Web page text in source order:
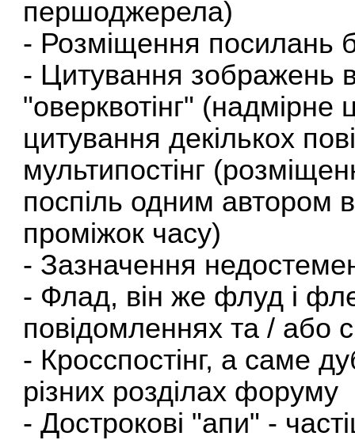
першоджерела)
- Розміщення посилань
- Цитування зображень в
"оверквотінг" (надмірне
цитування декількох
мультипостінг
поспіль одним автором
проміжок часу)
- Зазначення
- Флад, він же флуд і
повідомленнях та / або
- Кросспостінг, а саме
різних розділах форуму
- Дострокові "апи" -